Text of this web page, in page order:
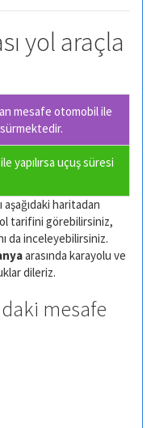
yol araçla
mesafe otomobil ile
sürmektedir.
yapılırsa uçuş süresi
aşağıdaki haritadan
tarifini görebilirsiniz,
da inceleyebilirsiniz.
arasında karayolu ve
dileriz.
mesafe